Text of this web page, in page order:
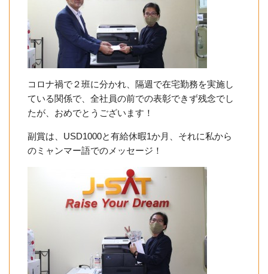
コロナ禍で２班に分かれ、隔週で在宅勤務を実施し
ている関係で、全社員の前での表彰できず残念でし
たが、おめでとうございます！
副賞は、USD1000と有給休暇1か月、それに私から
のミャンマー語でのメッセージ！